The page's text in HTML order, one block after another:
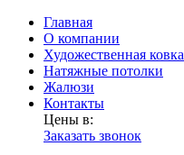
Главная
О компании
Художественная ковка
Натяжные потолки
Жалюзи
Контакты
Цены в:
Заказать звонок